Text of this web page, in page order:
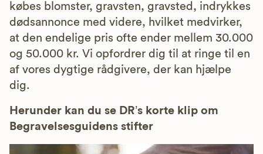
købes blomster, gravsten, gravsted, indrykkes
dødsannonce med videre, hvilket medvirker,
at den endelige pris ofte ender mellem 30.000
og 50.000 kr. Vi opfordrer dig til at ringe til en
af vores dygtige rådgivere, der kan hjælpe
dig.
Herunder kan du se DR’s korte klip om
Begravelsesguidens stifter